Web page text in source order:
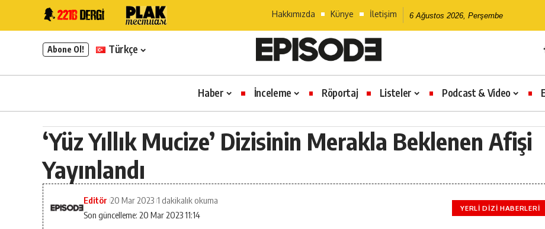
Hakkımızda Künye İletişim 6 Ağustos 2026, Perşembe
Abone Ol! Türkçe
Haber İnceleme Röportaj Listeler Podcast & Video
‘Yüz Yıllık Mucize’ Dizisinin Merakla Beklenen Afişi
Yayınlandı
Son güncelleme: 20 Mar 2023 11:14
Editör 20 Mar 2023 1 dakikalık okuma
YERLI DIZI HABERLERI